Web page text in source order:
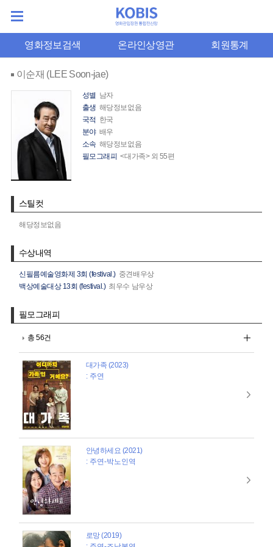
영화정보검색 온라인상영관 회원통계
이순재 (LEE Soon-jae)
성별 남자
출생 해당정보없음
국적 한국
분야 배우
소속 해당정보없음
필모그래피 <대가족> 외 55편
스틸컷
해당정보없음
수상내역
신필름예술영화제 3회 (festival.) 중견배우상
백상예술대상 13회 (festival.) 최우수 남우상
필모그래피
총 56건
대가족 (2023)
: 주연
안녕하세요 (2021)
: 주연-박노인역
로망 (2019)